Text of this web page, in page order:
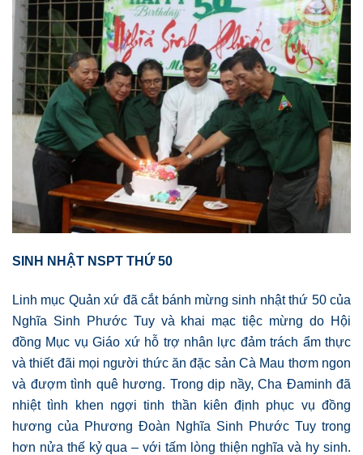
SINH NHẬT NSPT THỨ 50
Linh mục Quản xứ đã cắt bánh mừng sinh nhật thứ 50 của
Nghĩa Sinh Phước Tuy và khai mạc tiệc mừng do Hội
đồng Mục vụ Giáo xứ hỗ trợ nhân lực đảm trách ẩm thực
và thiết đãi mọi người thức ăn đặc sản Cà Mau thơm ngon
và đượm tình quê hương. Trong dịp nầy, Cha Đaminh đã
nhiệt tình khen ngợi tinh thần kiên định phục vụ đồng
hương của Phương Đoàn Nghĩa Sinh Phước Tuy trong
hơn nửa thế kỷ qua – với tấm lòng thiện nghĩa và hy sinh.